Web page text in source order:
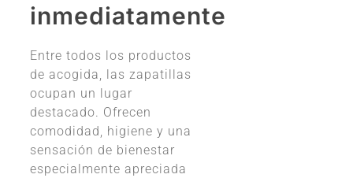
inmediatamente
Entre todos los productos
de acogida, las zapatillas
ocupan un lugar
destacado. Ofrecen
comodidad, higiene y una
sensación de bienestar
especialmente apreciada